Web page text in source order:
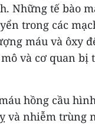
Những tế bào
trong các
máu và ôxy
và cơ quan bị
hồng cầu
và nhiễm trùng